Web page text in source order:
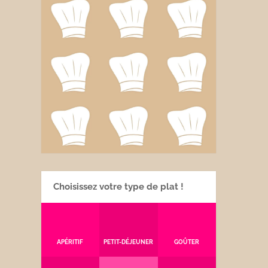
Choisissez votre type de plat !
APÉRITIF PETIT-DÉJEUNER GOÛTER